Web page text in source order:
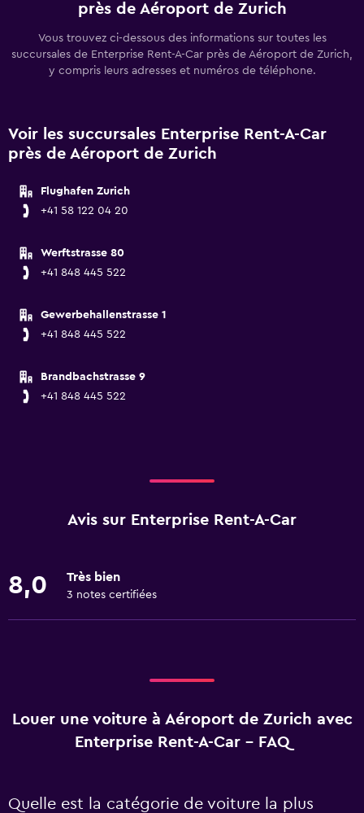
près de Aéroport de Zurich
Vous trouvez ci-dessous des informations sur toutes les
succursales de Enterprise Rent-A-Car près de Aéroport de Zurich,
y compris leurs adresses et numéros de téléphone.
Voir les succursales Enterprise Rent-A-Car
près de Aéroport de Zurich
Flughafen Zurich
+41 58 122 04 20
Werftstrasse 80
+41 848 445 522
Gewerbehallenstrasse 1
+41 848 445 522
Brandbachstrasse 9
+41 848 445 522
Avis sur Enterprise Rent-A-Car
8,0 Très bien
3 notes certifiées
Louer une voiture à Aéroport de Zurich avec
Enterprise Rent-A-Car - FAQ
Quelle est la catégorie de voiture la plus